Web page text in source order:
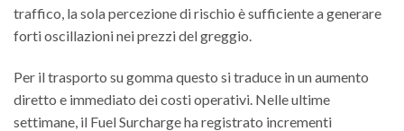
traffico, la sola percezione di rischio è sufficiente a generare
forti oscillazioni nei prezzi del greggio.
Per il trasporto su gomma questo si traduce in un aumento
diretto e immediato dei costi operativi. Nelle ultime
settimane, il Fuel Surcharge ha registrato incrementi